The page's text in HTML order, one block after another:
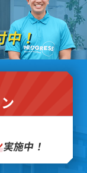
中！
実施中！